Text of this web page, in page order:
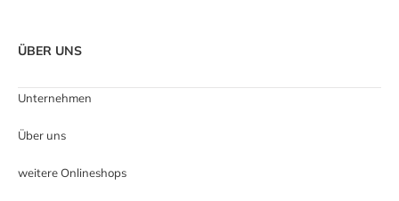
ÜBER UNS
Unternehmen
Über uns
weitere Onlineshops